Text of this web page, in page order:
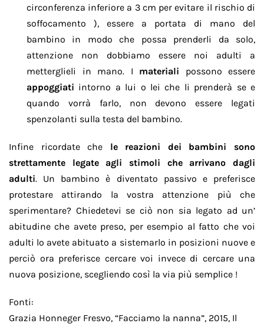
circonferenza inferiore a 3 cm per evitare il rischio di
soffocamento ), essere a portata di mano del
bambino in modo che possa prenderli da solo,
attenzione non dobbiamo essere noi adulti a
metterglieli in mano. I materiali possono essere
appoggiati intorno a lui o lei che li prenderà se e
quando vorrà farlo, non devono essere legati
spenzolanti sulla testa del bambino.
Infine ricordate che le reazioni dei bambini sono
strettamente legate agli stimoli che arrivano dagli
adulti. Un bambino è diventato passivo e preferisce
protestare attirando la vostra attenzione più che
sperimentare? Chiedetevi se ciò non sia legato ad un’
abitudine che avete preso, per esempio al fatto che voi
adulti lo avete abituato a sistemarlo in posizioni nuove e
perciò ora preferisce cercare voi invece di cercare una
nuova posizione, scegliendo così la via più semplice !
Fonti:
Grazia Honneger Fresvo, “Facciamo la nanna”, 2015, Il